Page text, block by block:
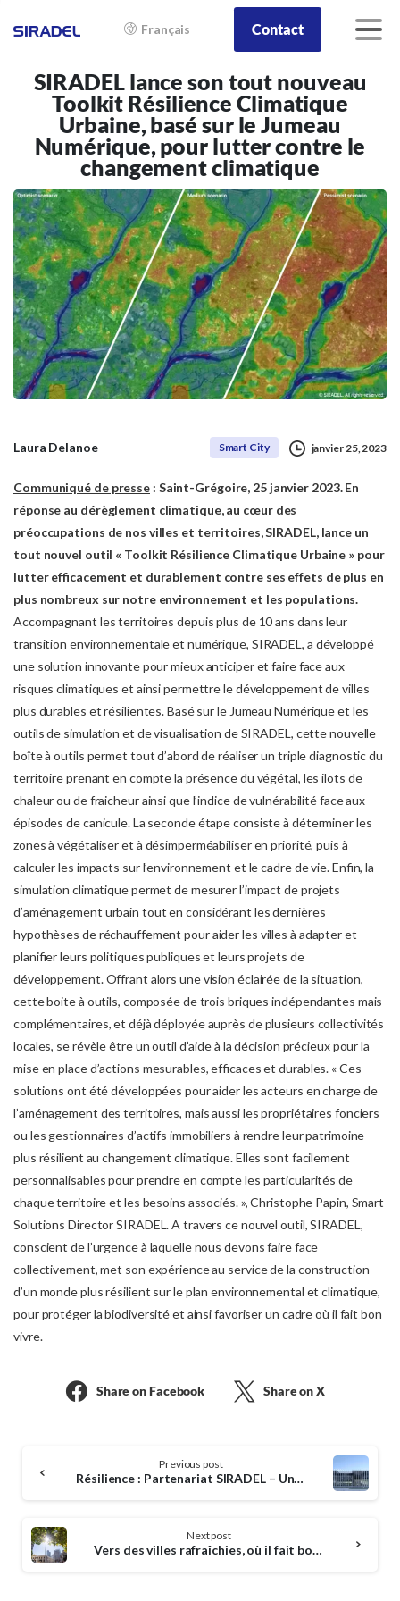
Français Contact
SIRADEL lance son tout nouveau
Toolkit Résilience Climatique
Urbaine, basé sur le Jumeau
Numérique, pour lutter contre le
changement climatique
Laura Delanoe Smart City janvier 25, 2023
Communiqué de presse : Saint-Grégoire, 25 janvier 2023. En
réponse au dérèglement climatique, au cœur des
préoccupations de nos villes et territoires, SIRADEL, lance un
tout nouvel outil « Toolkit Résilience Climatique Urbaine » pour
lutter efficacement et durablement contre ses effets de plus en
plus nombreux sur notre environnement et les populations.
Accompagnant les territoires depuis plus de 10 ans dans leur
transition environnementale et numérique, SIRADEL, a développé
une solution innovante pour mieux anticiper et faire face aux
risques climatiques et ainsi permettre le développement de villes
plus durables et résilientes. Basé sur le Jumeau Numérique et les
outils de simulation et de visualisation de SIRADEL, cette nouvelle
boîte à outils permet tout d’abord de réaliser un triple diagnostic du
territoire prenant en compte la présence du végétal, les ilots de
chaleur ou de fraicheur ainsi que l’indice de vulnérabilité face aux
épisodes de canicule. La seconde étape consiste à déterminer les
zones à végétaliser et à désimperméabiliser en priorité, puis à
calculer les impacts sur l’environnement et le cadre de vie. Enfin, la
simulation climatique permet de mesurer l’impact de projets
d’aménagement urbain tout en considérant les dernières
hypothèses de réchauffement pour aider les villes à adapter et
planifier leurs politiques publiques et leurs projets de
développement. Offrant alors une vision éclairée de la situation,
cette boite à outils, composée de trois briques indépendantes mais
complémentaires, et déjà déployée auprès de plusieurs collectivités
locales, se révèle être un outil d’aide à la décision précieux pour la
mise en place d’actions mesurables, efficaces et durables. « Ces
solutions ont été développées pour aider les acteurs en charge de
l’aménagement des territoires, mais aussi les propriétaires fonciers
ou les gestionnaires d’actifs immobiliers à rendre leur patrimoine
plus résilient au changement climatique. Elles sont facilement
personnalisables pour prendre en compte les particularités de
chaque territoire et les besoins associés. », Christophe Papin, Smart
Solutions Director SIRADEL. A travers ce nouvel outil, SIRADEL,
conscient de l’urgence à laquelle nous devons faire face
collectivement, met son expérience au service de la construction
d’un monde plus résilient sur le plan environnemental et climatique,
pour protéger la biodiversité et ainsi favoriser un cadre où il fait bon
vivre.
Share on Facebook Share on X
Reading
Previous post
Résilience : Partenariat SIRADEL – Université Côte d’Azur et Inauguration du Siradel Smart City Lab Sud
Next post
Vers des villes rafraîchies, où il fait bon vivre grâce au Jumeau Numérique